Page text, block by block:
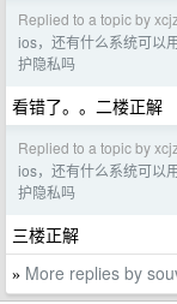
Replied to a topic by
ios，还有什么系统可以
护隐私吗
看错了。。二楼正解
Replied to a topic by
ios，还有什么系统可以
护隐私吗
三楼正解
» More replies by